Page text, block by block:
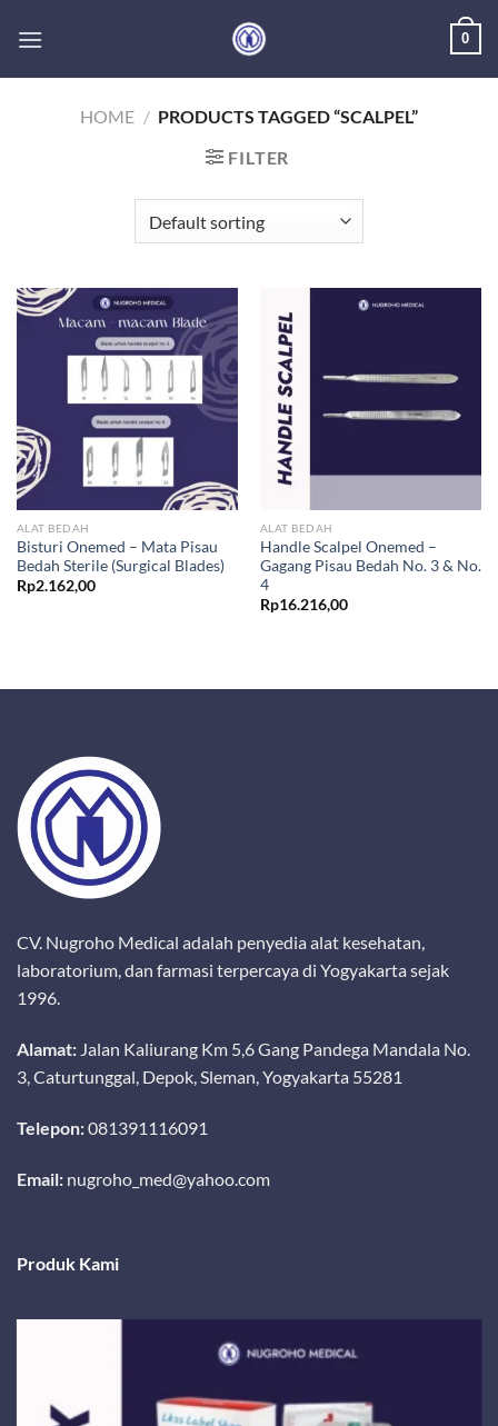
0
HOME / PRODUCTS TAGGED “SCALPEL”
FILTER
ALAT BEDAH
Bisturi Onemed – Mata Pisau
Bedah Sterile (Surgical Blades)
Rp2.162,00
ALAT BEDAH
Handle Scalpel Onemed –
Gagang Pisau Bedah No. 3 & No.
4
Rp16.216,00
CV. Nugroho Medical adalah penyedia alat kesehatan,
laboratorium, dan farmasi terpercaya di Yogyakarta sejak
1996.
Alamat: Jalan Kaliurang Km 5,6 Gang Pandega Mandala No.
3, Caturtunggal, Depok, Sleman, Yogyakarta 55281
Telepon:081391116091
Email: nugroho_med@yahoo.com
Produk Kami